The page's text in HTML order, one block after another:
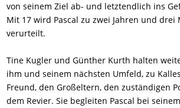
von seinem Ziel ab- und letztendlich ins
Mit 17 wird Pascal zu zwei Jahren und drei
verurteilt.
Tine Kugler und Günther Kurth halten
ihm und seinem nächsten Umfeld, zu
Freund, den Großeltern, den zuständigen
dem Revier. Sie begleiten Pascal bei